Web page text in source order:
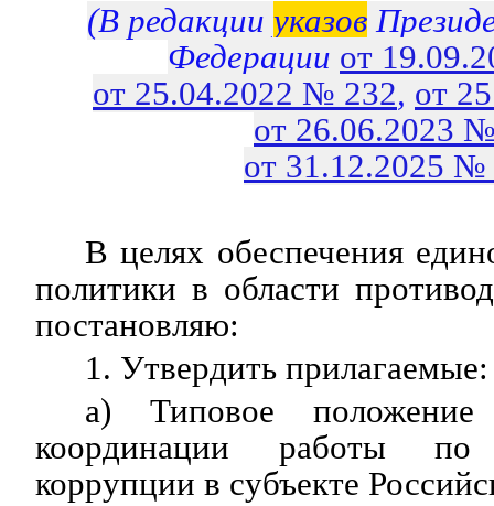
(В редакции указов
Федерации от
от 25.04.2022 № 232, от
от 26.06.2023
от 31.12.2025 №
В целях обеспечения
политики в области
постановляю:
1. Утвердить прилагаемые:
а) Типовое
координации работы по
коррупции в субъекте